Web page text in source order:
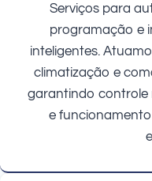
Serviços para
programação e
inteligentes.
climatização e
garantindo controle
e